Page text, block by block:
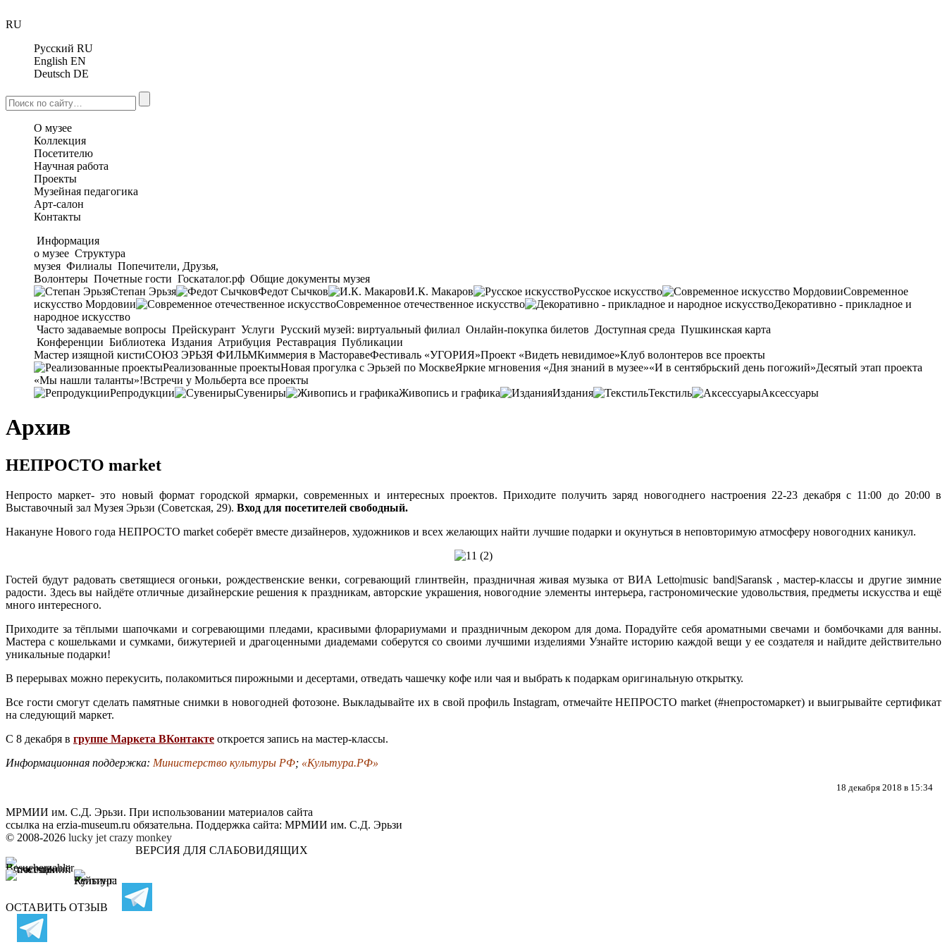
RU
Русский RU
English EN
Deutsch DE
О музее
Коллекция
Посетителю
Научная работа
Проекты
Музейная педагогика
Арт-салон
Контакты
Информация
о музее Структура
музея Филиалы Попечители, Друзья,
Волонтеры Почетные гости Госкаталог.рф Общие документы музея
Степан Эрьзя
Федот Сычков И.К. Макаров Русское искусство
Современное
искусство Мордовии
Современное отечественное искусство
Декоративно - прикладное и
народное искусство
Часто задаваемые вопросы Прейскурант Услуги Русский музей: виртуальный филиал Онлайн-покупка билетов Доступная среда Пушкинская карта
Конференции Библиотека Издания Атрибуция Реставрация Публикации
Мастер изящной кистиСОЮЗ ЭРЬЗЯ ФИЛЬМКиммерия в МасторавеФестиваль «УГОРИЯ»Проект «Видеть невидимое»Клуб волонтеров все проекты
Реализованные проектыНовая прогулка с Эрьзей по МосквеЯркие мгновения «Дня знаний в музее»«И в сентябрьский день погожий»Десятый этап проекта
«Мы нашли таланты»!Встречи у Мольберта все проекты
Репродукции
Сувениры Живопись и графика Издания Текстиль Аксессуары
Архив
НЕПРОСТО market
Непросто маркет- это новый формат городской ярмарки, современных и интересных проектов. Приходите получить заряд новогоднего настроения 22-23 декабря с 11:00 до 20:00 в
Выставочный зал Музея Эрьзи (Советская, 29). Вход для посетителей свободный.
Накануне Нового года НЕПРОСТО market соберёт вместе дизайнеров, художников и всех желающих найти лучшие подарки и окунуться в неповторимую атмосферу новогодних каникул.
Гостей будут радовать светящиеся огоньки, рождественские венки, согревающий глинтвейн, праздничная живая музыка от ВИА Letto|music band|Saransk, мастер-классы и другие зимние
радости. Здесь вы найдёте отличные дизайнерские решения к праздникам, авторские украшения, новогодние элементы интерьера, гастрономические удовольствия, предметы искусства и ещё
много интересного.
Приходите за тёплыми шапочками и согревающими пледами, красивыми флорариумами и праздничным декором для дома. Порадуйте себя ароматными свечами и бомбочками для ванны.
Мастера с кошельками и сумками, бижутерией и драгоценными диадемами соберутся со своими лучшими изделиями Узнайте историю каждой вещи у ее создателя и найдите действительно
уникальные подарки!
В перерывах можно перекусить, полакомиться пирожными и десертами, отведать чашечку кофе или чая и выбрать к подаркам оригинальную открытку.
Все гости смогут сделать памятные снимки в новогодней фотозоне. Выкладывайте их в свой профиль Instagram, отмечайте НЕПРОСТО market (#непростомаркет) и выигрывайте сертификат
на следующий маркет.
С 8 декабря в группе Маркета ВКонтакте откроется запись на мастер-классы.
Информационная поддержка: Министерство культуры РФ; «Культура.РФ»
18 декабря 2018 в 15:34
МРМИИ им. С.Д. Эрьзи. При использовании материалов сайта
ссылка на erzia-museum.ru обязательна. Поддержка сайта: МРМИИ им. С.Д. Эрьзи
© 2008-2026 lucky jet crazy monkey
ВЕРСИЯ ДЛЯ СЛАБОВИДЯЩИХ
ОСТАВИТЬ ОТЗЫВ